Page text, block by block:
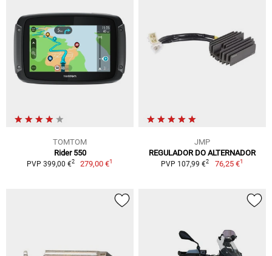
TOMTOM
Rider 550
PVP 399,00 €2 279,00 €1
JMP
REGULADOR DO ALTERNADOR
PVP 107,99 €2 76,25 €1